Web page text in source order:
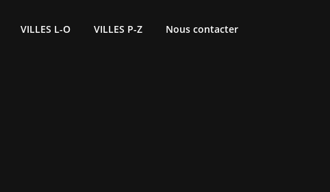
VILLES L-O VILLES P-Z Nous contacter